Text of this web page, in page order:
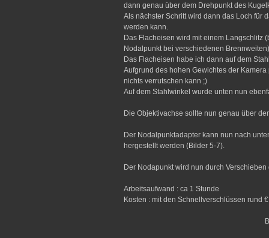
dann genau über dem Drehpunkt des
Als nächster Schritt wird dann das Loch für
werden kann.
Das Flacheisen wird mit einem Langschlitz
Nodalpunkt bei verschiedenen
Das Flacheisen habe ich dann auf dem
Aufgrund des hohen Gewichtes der
nichts verrutschen kann ;)
Auf dem Stahlwinkel wurde unten nun
Die Objektivachse sollte nun genau über
Der Nodalpunktadapter kann nun nach
hergestellt werden (Bilder 5-7).
Der Nodapunkt wird nun durch
Arbeitsaufwand : ca 1 Stunde
Kosten : mit den Schnellverschlüssen rund